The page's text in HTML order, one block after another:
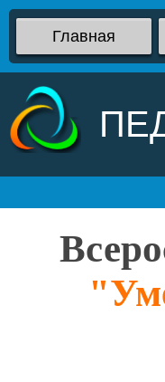
Главная